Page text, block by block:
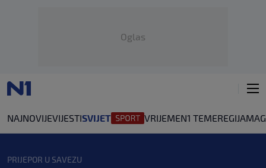
Oglas
NAJNOVIJEVIJESTISVIJET VRIJEMEN1 TEMEREGIJA
PRIJEPOR U SAVEZU